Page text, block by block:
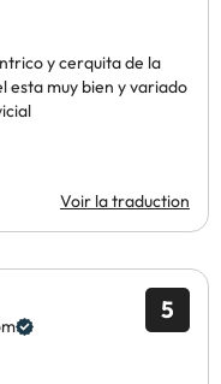
y cerquita de la
esta muy bien y variado
Voir la traduction
5